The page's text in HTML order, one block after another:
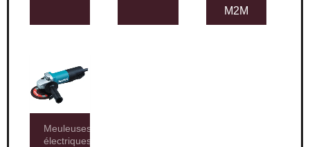
M2M
Meuleuses
électriques